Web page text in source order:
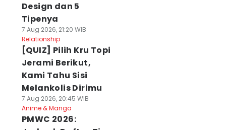
Design dan 5
Tipenya
7 Aug 2026, 21:20 WIB
Relationship
[QUIZ] Pilih Kru Topi
Jerami Berikut,
Kami Tahu Sisi
Melankolis Dirimu
7 Aug 2026, 20:45 WIB
Anime & Manga
PMWC 2026: